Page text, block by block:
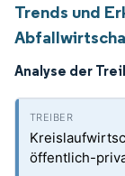
Trends und
Analyse der
öffentlich-